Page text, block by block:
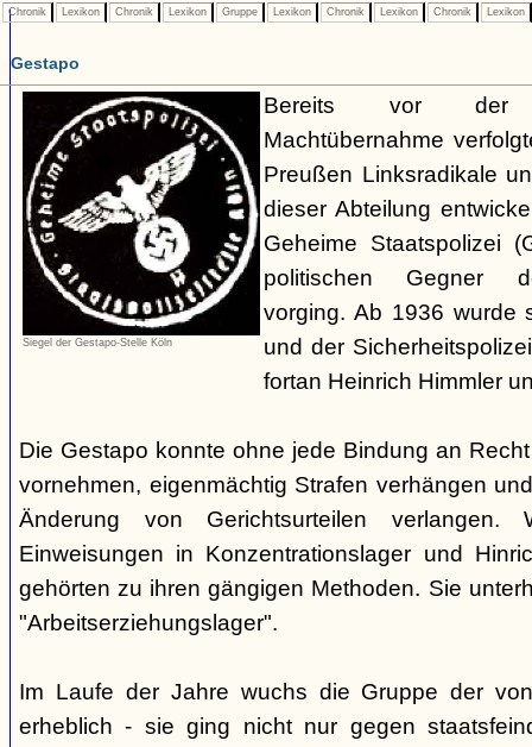
Chronik Lexikon Chronik Lexikon Gruppe Lexikon Chronik Lexikon Chronik Lexikon
Gestapo
Siegel der Gestapo-Stelle Köln
Bereits vor der
Machtübernahme
Preußen Linksradikale
dieser Abteilung
Geheime Staatspolizei
politischen Gegner
vorging. Ab 1936 wurde
und der
fortan Heinrich Himmler
Die Gestapo konnte ohne jede Bindung an
vornehmen, eigenmächtig Strafen verhängen
Änderung von Gerichtsurteilen verlangen.
Einweisungen in Konzentrationslager und
gehörten zu ihren gängigen Methoden. Sie
"Arbeitserziehungslager".
Im Laufe der Jahre wuchs die Gruppe der
erheblich - sie ging nicht nur gegen